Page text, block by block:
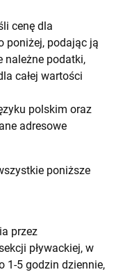
cenę dla
poniżej, podając ją
należne podatki,
całej wartości
polskim oraz
adresowe
poniższe
przez
pływackiej, w
1-5 godzin dziennie,